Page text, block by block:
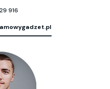
916